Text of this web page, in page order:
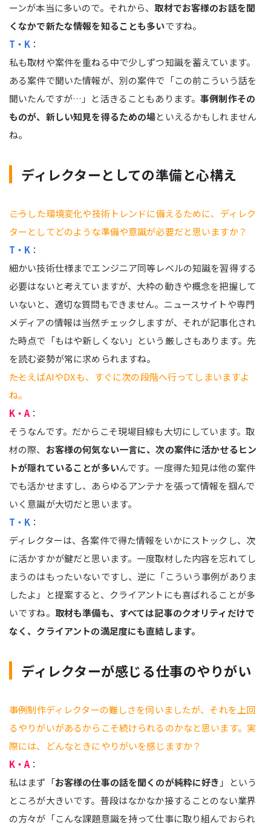
ーンが本当に多いので。それから、取材でお客様のお話を聞
くなかで新たな情報を知ることも多いですね。
T・K ：
私も取材や案件を重ねる中で少しずつ知識を蓄えています。
ある案件で聞いた情報が、別の案件で「この前こういう話を
聞いたんですが…」と活きることもあります。事例制作その
ものが、新しい知見を得るための場といえるかもしれません
ね。
ディレクターとしての準備と心構え
――こうした環境変化や技術トレンドに備えるために、ディレク
ターとしてどのような準備や意識が必要だと思いますか？
T・K ：
細かい技術仕様までエンジニア同等レベルの知識を習得する
必要はないと考えていますが、大枠の動きや概念を把握して
いないと、適切な質問もできません。ニュースサイトや専門
メディアの情報は当然チェックしますが、それが記事化され
た時点で「もはや新しくない」という厳しさもあります。先
を読む姿勢が常に求められますね。
――たとえばAIやDXも、すぐに次の段階へ行ってしまいますよ
ね。
K・A ：
そうなんです。だからこそ現場目線も大切にしています。取
材の際、 お客様の何気ない一言に、次の案件に活かせるヒン
トが隠れていることが多いんです。一度得た知見は他の案件
でも活かせますし、あらゆるアンテナを張って情報を掴んで
いく意識が大切だと思います。
T・K ：
ディレクターは、各案件で得た情報をいかにストックし、次
に活かすかが鍵だと思います。一度取材した内容を忘れてし
まうのはもったいないですし、逆に「こういう事例がありま
したよ」と提案すると、クライアントにも喜ばれることが多
いですね。 取材も準備も、すべては記事のクオリティだけで
なく、クライアントの満足度にも直結します。
ディレクターが感じる仕事のやりがい
――事例制作ディレクターの難しさを伺いましたが、それを上回
るやりがいがあるからこそ続けられるのかなと思います。実
際には、どんなときにやりがいを感じますか？
K・A ：
私はまず「お客様の仕事の話を聞くのが純粋に好き 」という
ところが大きいです。普段はなかなか接することのない業界
の方々が「こんな課題意識を持って仕事に取り組んでおられ